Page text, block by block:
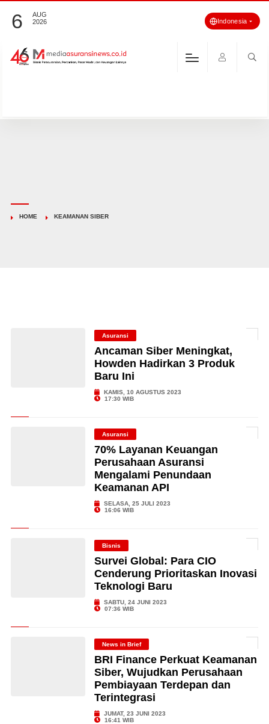
6
AUG
2026
Indonesia
HOME KEAMANAN SIBER
Asuransi
Ancaman Siber Meningkat,
Howden Hadirkan 3 Produk
Baru Ini
KAMIS, 10 AGUSTUS 2023
17:30 WIB
Asuransi
70% Layanan Keuangan
Perusahaan Asuransi
Mengalami Penundaan
Keamanan API
SELASA, 25 JULI 2023
16:06 WIB
Bisnis
Survei Global: Para CIO
Cenderung Prioritaskan Inovasi
Teknologi Baru
SABTU, 24 JUNI 2023
07:36 WIB
News in Brief
BRI Finance Perkuat Keamanan
Siber, Wujudkan Perusahaan
Pembiayaan Terdepan dan
Terintegrasi
JUMAT, 23 JUNI 2023
16:41 WIB